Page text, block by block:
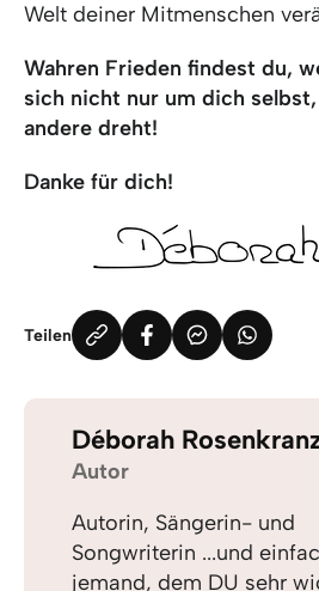
Welt deiner Mitmenschen
Wahren Frieden findest du,
sich nicht nur um dich
andere dreht!
Danke für dich!
Teilen
Déborah
Autor
Autorin, Sängerin- und
Songwriterin ...und
jemand, dem DU sehr